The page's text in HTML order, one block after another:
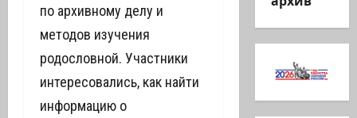
по архивному делу и
методов изучения
родословной. Участники
интересовались, как найти
информацию о